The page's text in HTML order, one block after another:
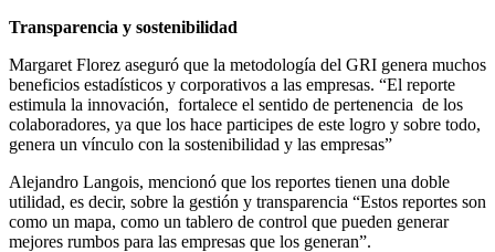
Transparencia y sostenibilidad
Margaret Florez aseguró que la metodología del GRI genera muchos
beneficios estadísticos y corporativos a las empresas. “El reporte
estimula la innovación, fortalece el sentido de pertenencia de los
colaboradores, ya que los hace participes de este logro y sobre todo,
genera un vínculo con la sostenibilidad y las empresas”
Alejandro Langois, mencionó que los reportes tienen una doble
utilidad, es decir, sobre la gestión y transparencia “Estos reportes son
como un mapa, como un tablero de control que pueden generar
mejores rumbos para las empresas que los generan”.